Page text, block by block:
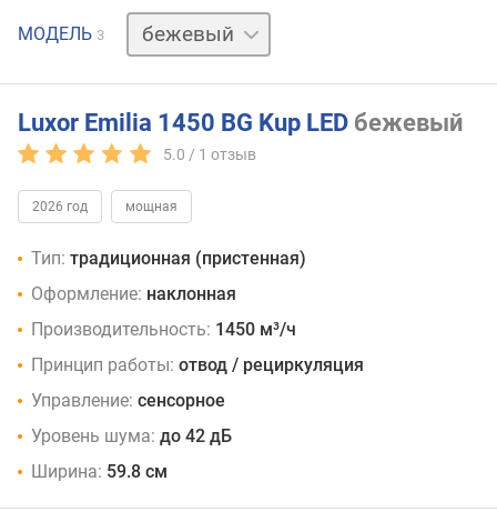
МОДЕЛЬ 3
белый
черный
Luxor Emilia 1450 BG Kup LED бежевый
5.0 / 1 отзыв
2026 год мощная
Тип: традиционная (пристенная)
Оформление: наклонная
Производительность: 1450 м³/ч
Принцип работы: отвод / рециркуляция
Управление: сенсорное
Уровень шума: до 42 дБ
Ширина: 59.8 см